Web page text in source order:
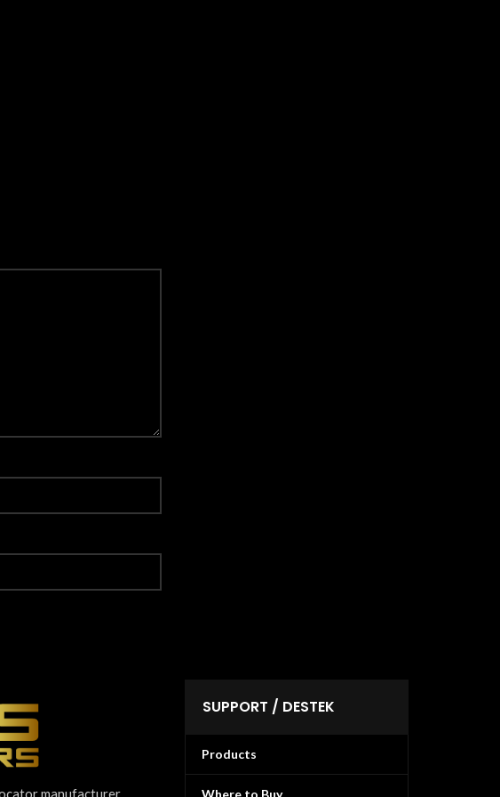
manufacturer
SUPPORT / DESTEK
Products
Where to Buy